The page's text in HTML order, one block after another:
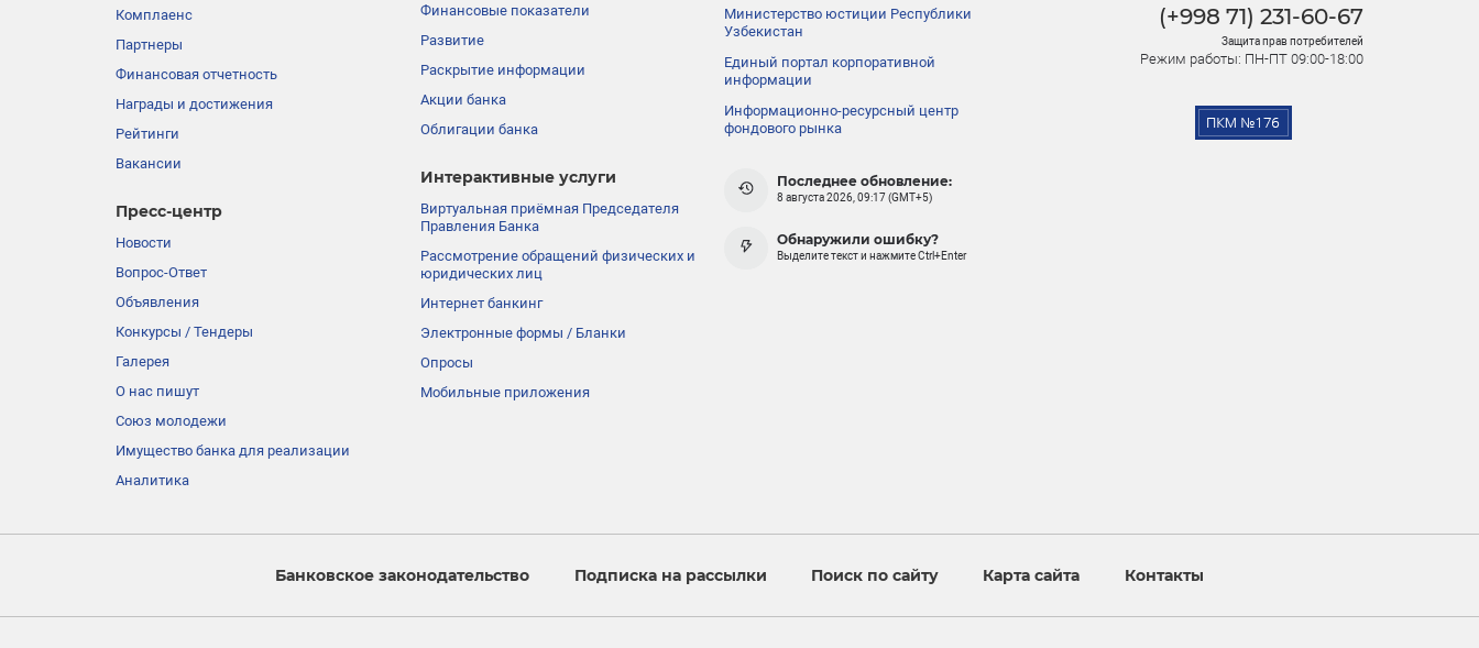
Комплаенс
Партнеры
Финансовая отчетность
Награды и достижения
Рейтинги
Вакансии
Пресс-центр
Новости
Вопрос-Ответ
Объявления
Конкурсы / Тендеры
Галерея
О нас пишут
Союз молодежи
Имущество банка для реализации
Аналитика
Финансовые показатели
Развитие
Раскрытие информации
Акции банка
Облигации банка
Интерактивные услуги
Виртуальная приёмная Председателя
Правления Банка
Рассмотрение обращений физических и
юридических лиц
Интернет банкинг
Электронные формы / Бланки
Опросы
Мобильные приложения
Министерство юстиции Республики
Узбекистан
Единый портал корпоративной
информации
Информационно-ресурсный центр
фондового рынка
Последнее обновление:
8 августа 2026, 09:17 (GMT+5)
Обнаружили ошибку?
Выделите текст и нажмите Ctrl+Enter
(+998 71) 231-60-67
Защита прав потребителей
Режим работы: ПН-ПТ 09:00-18:00
Банковское законодательство Подписка на рассылки Поиск по сайту Карта сайта Контакты